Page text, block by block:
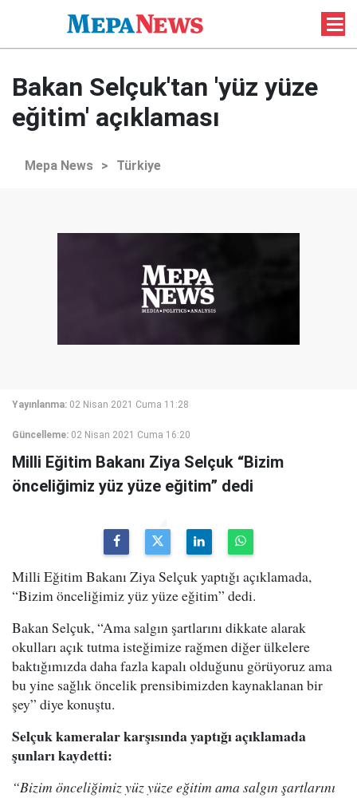
Bakan Selçuk'tan 'yüz yüze
eğitim' açıklaması
Mepa News > Türkiye
Yayınlanma: 02 Nisan 2021 Cuma 11:28
Güncelleme: 02 Nisan 2021 Cuma 16:20
Milli Eğitim Bakanı Ziya Selçuk “Bizim
önceliğimiz yüz yüze eğitim” dedi
Milli Eğitim Bakanı Ziya Selçuk yaptığı açıklamada,
“Bizim önceliğimiz yüz yüze eğitim” dedi.
Bakan Selçuk, “Ama salgın şartlarını dikkate alarak
okulları açık tutma isteğimize rağmen diğer ülkelere
baktığımızda daha fazla kapalı olduğunu görüyoruz ama
bu yine sağlık öncelik prensibimizden kaynaklanan bir
şey” diye konuştu.
Selçuk kameralar karşısında yaptığı açıklamada
şunları kaydetti:
“Bizim önceliğimiz yüz yüze eğitim ama salgın şartlarını